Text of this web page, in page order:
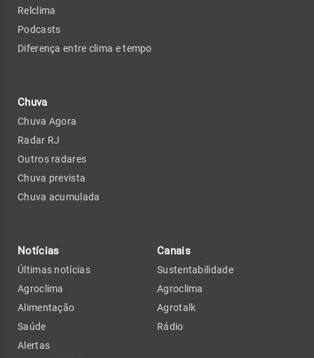
Relclima
Podcasts
Diferença entre clima e tempo
Chuva
Chuva Agora
Radar RJ
Outros radares
Chuva prevista
Chuva acumulada
Notícias
Últimas notícias
Agroclima
Alimentação
Saúde
Alertas
Canais
Sustentabilidade
Agroclima
Agrotalk
Rádio